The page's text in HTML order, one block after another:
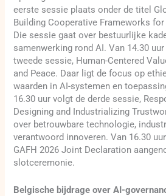
eerste sessie plaats onder de titel
Building Cooperative Frameworks
Die sessie gaat over bestuurlijke
samenwerking rond AI. Van 14.30
tweede sessie, Human-Centered
and Peace. Daar ligt de focus op
waarden in AI-systemen en
16.30 uur volgt de derde sessie,
Designing and Industrializing
over betrouwbare technologie,
verantwoord innoveren. Van 16.30
GAFH 2026 Joint Declaration
slotceremonie.
Belgische bijdrage over AI-